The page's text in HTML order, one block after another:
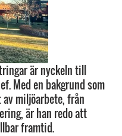
är nyckeln till
Med en bakgrund som
av miljöarbete, från
är han redo att
framtid.